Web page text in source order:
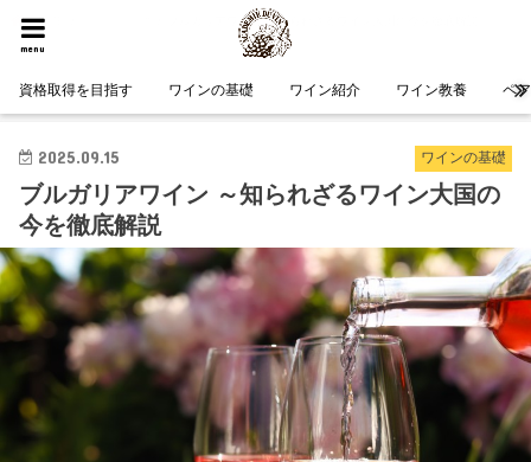
menu
資格取得を目指す ワインの基礎 ワイン紹介 ワイン教養 ペ
HOME ブルガリアワイン ～知られざるワイン大国の今を徹底解説
ワインの基礎
2025.09.15
ブルガリアワイン ～知られざるワイン大国の
今を徹底解説